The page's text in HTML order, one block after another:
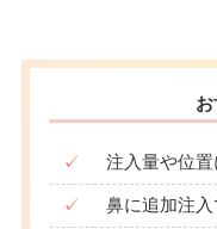
✓ 注入量や位
✓ 鼻に追加注